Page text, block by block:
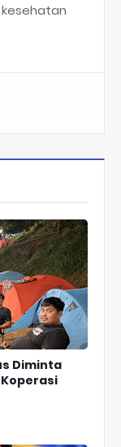
Diminta